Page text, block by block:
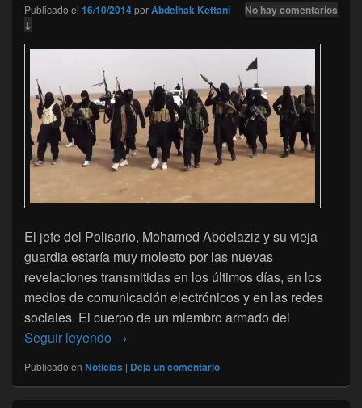
Publicado el 16/10/2014porAbdelhak Kettani— No hay comentarios
↓
El jefe del Polisario, Mohamed Abdelaziz y su vieja
guardia estaría muy molesto por las nuevas
revelaciones transmitidas en los últimos días, en los
medios de comunicación electrónicos y en las redes
sociales. El cuerpo de un miembro armado del
Seguir leyendo Adeptos de Daech (Estado Islàmico) en
→
Publicado en Noticias | Deja un comentario